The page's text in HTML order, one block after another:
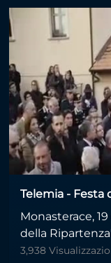
Telemia - Festa
Monasterace,
della
3,938